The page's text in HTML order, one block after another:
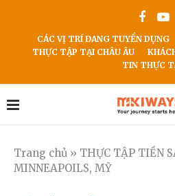
CÁC VỊ TRÍ ĐANG TUYỂN DỤNG
THỰC TẬP TẠI CHÂU ÂU
TIN THỰC
Trang chủ » THỰC TẬP TIỀN
MINNEAPOILS, MỸ